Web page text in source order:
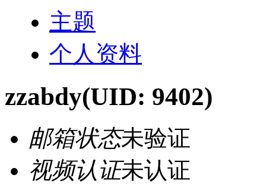
主题
个人资料
zzabdy(UID: 9402)
邮箱状态未验证
视频认证未认证